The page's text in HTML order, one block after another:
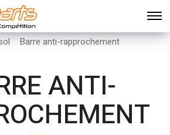
Barre anti-rapprochement
ANTI-